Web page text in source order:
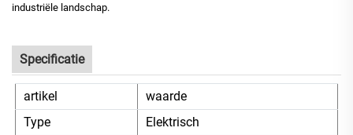
industriële landschap.
Specificatie
artikel
waarde
Type
Elektrisch